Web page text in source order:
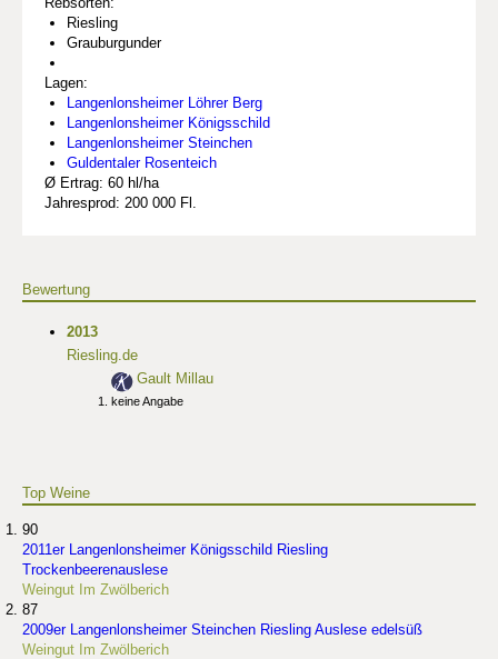
Riesling
Grauburgunder
Lagen:
Langenlonsheimer Löhrer Berg
Langenlonsheimer Königsschild
Langenlonsheimer Steinchen
Guldentaler Rosenteich
Ø Ertrag: 60 hl/ha
Jahresprod: 200 000 Fl.
Bewertung
2013
Riesling.de
Gault Millau
keine Angabe
Top Weine
90
2011er Langenlonsheimer Königsschild Riesling
Trockenbeerenauslese
Weingut Im Zwölberich
87
2009er Langenlonsheimer Steinchen Riesling Auslese edelsüß
Weingut Im Zwölberich